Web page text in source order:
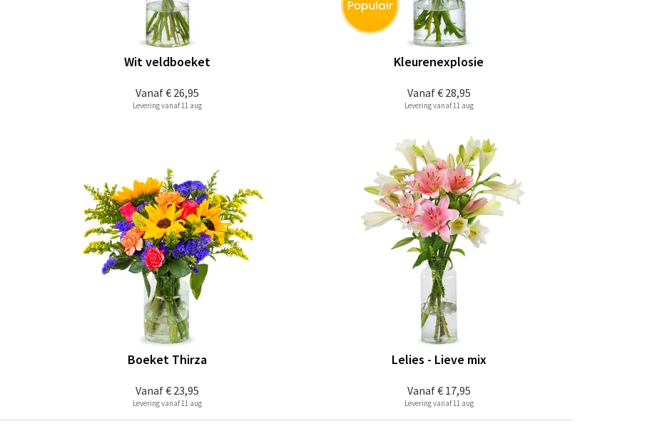
Vanaf€ 26,95
Wit veldboeket
Levering vanaf 11 aug
Vanaf€ 28,95
Kleurenexplosie
Levering vanaf 11 aug
Vanaf€ 23,95
Boeket Thirza
Levering vanaf 11 aug
Vanaf€ 17,95
Lelies - Lieve mix
Levering vanaf 11 aug